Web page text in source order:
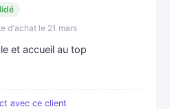
d'achat le 21 mars
et accueil au top
avec ce client